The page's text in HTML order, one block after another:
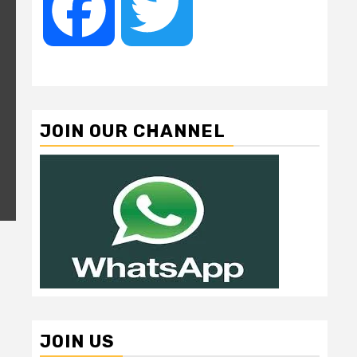
Facebook
JOIN OUR CHANNEL
JOIN US